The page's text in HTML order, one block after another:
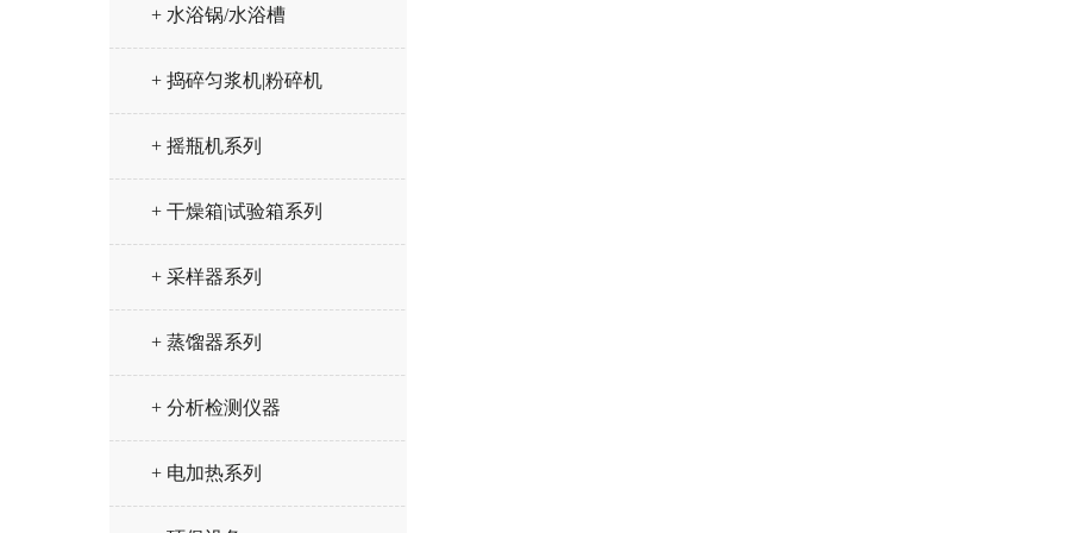
+ 水浴锅/水浴槽
+ 捣碎匀浆机|粉碎机
+ 摇瓶机系列
+ 干燥箱|试验箱系列
+ 采样器系列
+ 蒸馏器系列
+ 分析检测仪器
+ 电加热系列